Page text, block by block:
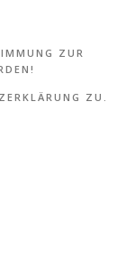
ZUR
ZU.